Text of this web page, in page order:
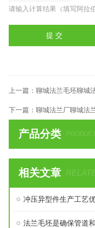
请输入计算结果（填写阿拉
上一篇： 聊城法兰毛坯聊城
下一篇： 聊城法兰厂聊城法
产品分类
相关文章
冲压异型件生产工艺
法兰毛坯是确保管道